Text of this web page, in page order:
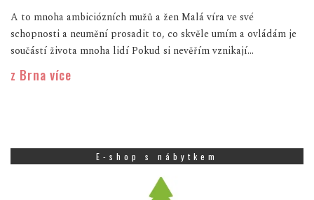
A to mnoha ambiciózních mužů a žen Malá víra ve své
schopnosti a neumění prosadit to, co skvěle umím a ovládám je
součástí života mnoha lidí Pokud si nevěřím vznikají...
z Brna více
E-shop s nábytkem